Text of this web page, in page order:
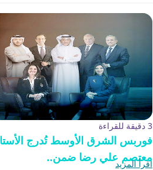
3 دقيقة للقراءة
فوربس الشرق الأوسط تُدرج
معتصم علي رضا ضمن..
اقرأ المزيد